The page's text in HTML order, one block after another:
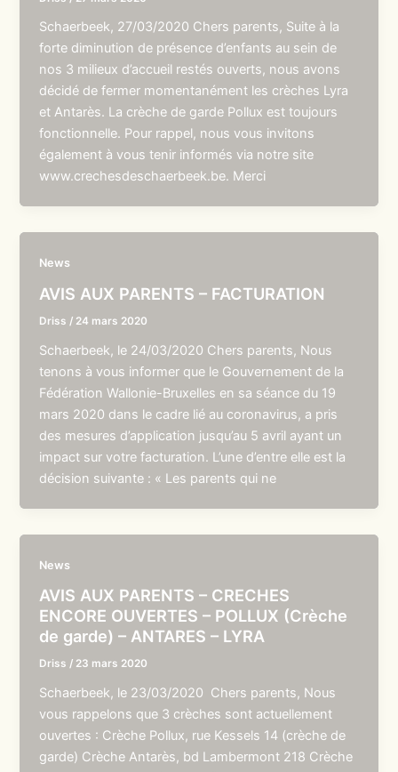
Schaerbeek, 27/03/2020 Chers parents, Suite à la
forte diminution de présence d’enfants au sein de
nos 3 milieux d’accueil restés ouverts, nous avons
décidé de fermer momentanément les crèches Lyra
et Antarès. La crèche de garde Pollux est toujours
fonctionnelle. Pour rappel, nous vous invitons
également à vous tenir informés via notre site
www.crechesdeschaerbeek.be. Merci
News
AVIS AUX PARENTS – FACTURATION
Driss / 24 mars 2020
Schaerbeek, le 24/03/2020 Chers parents, Nous
tenons à vous informer que le Gouvernement de la
Fédération Wallonie-Bruxelles en sa séance du 19
mars 2020 dans le cadre lié au coronavirus, a pris
des mesures d’application jusqu’au 5 avril ayant un
impact sur votre facturation. L’une d’entre elle est la
décision suivante : « Les parents qui ne
News
AVIS AUX PARENTS – CRECHES
ENCORE OUVERTES – POLLUX (Crèche
de garde) – ANTARES – LYRA
Driss / 23 mars 2020
Schaerbeek, le 23/03/2020 Chers parents, Nous
vous rappelons que 3 crèches sont actuellement
ouvertes : Crèche Pollux, rue Kessels 14 (crèche de
garde) Crèche Antarès, bd Lambermont 218 Crèche